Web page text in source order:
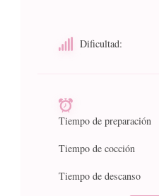
Dificultad:
Tiempo de preparación
Tiempo de cocción
Tiempo de descanso